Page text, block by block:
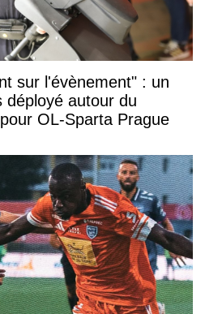
sur l'évènement" : un
déployé autour du
OL-Sparta Prague